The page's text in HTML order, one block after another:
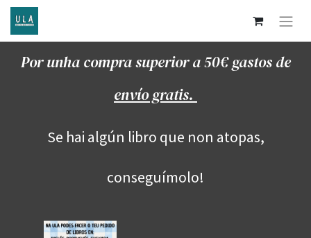
Por unha compra superior a 50€ gastos de
envío gratis.
Se hai algún libro que non atopas,
conseguímolo!